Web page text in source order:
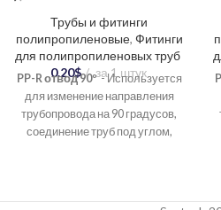
Трубы и фитинги
полипропиленовые, Фитинги
для полипропиленовых труб
0.20$ за 1 штук
PP-R отвод 90º- Используется
для изменение направления
трубопровода на 90 градусов,
соединение труб под углом,